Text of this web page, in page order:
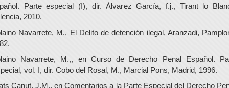
Parte especial (I), dir. Álvarez García, f.j., Tirant lo
2010.
Navarrete, M., El Delito de detención ilegal, Aranzadi,
Navarrete, M.,, en Curso de Derecho Penal Español.
vol. I, dir. Cobo del Rosal, M., Marcial Pons, Madrid, 1996.
Canut, J.M., en Comentarios a la Parte Especial del Derecho